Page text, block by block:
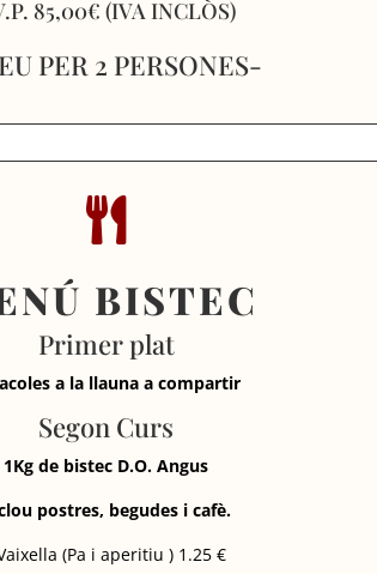
85,00€ (IVA INCLÒS)
PER 2 PERSONES-

BISTEC
Primer plat
a la llauna a compartir
Segon Curs
1Kg de bistec D.O. Angus
postres, begudes i cafè.
(Pa i aperitiu ) 1.25 €